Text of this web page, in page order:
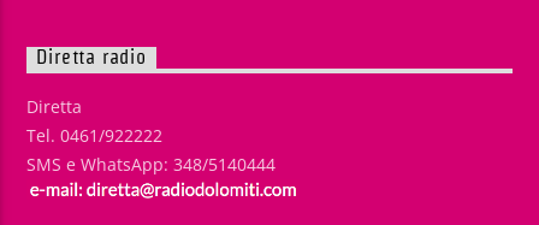
Diretta radio
Diretta
Tel. 0461/922222
SMS e WhatsApp: 348/5140444